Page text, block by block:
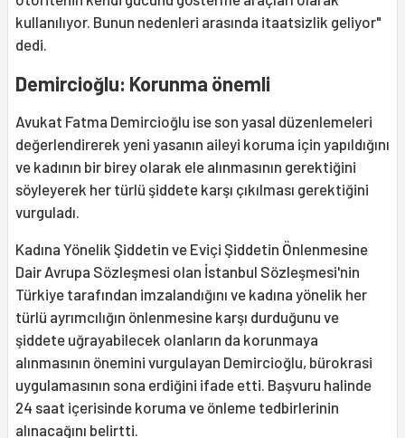
kullanılıyor. Bunun nedenleri arasında itaatsizlik geliyor"
dedi.
Demircioğlu: Korunma önemli
Avukat Fatma Demircioğlu ise son yasal düzenlemeleri
değerlendirerek yeni yasanın aileyi koruma için yapıldığını
ve kadının bir birey olarak ele alınmasının gerektiğini
söyleyerek her türlü şiddete karşı çıkılması gerektiğini
vurguladı.
Kadına Yönelik Şiddetin ve Eviçi Şiddetin Önlenmesine
Dair Avrupa Sözleşmesi olan İstanbul Sözleşmesi'nin
Türkiye tarafından imzalandığını ve kadına yönelik her
türlü ayrımcılığın önlenmesine karşı durduğunu ve
şiddete uğrayabilecek olanların da korunmaya
alınmasının önemini vurgulayan Demircioğlu, bürokrasi
uygulamasının sona erdiğini ifade etti. Başvuru halinde
24 saat içerisinde koruma ve önleme tedbirlerinin
alınacağını belirtti.